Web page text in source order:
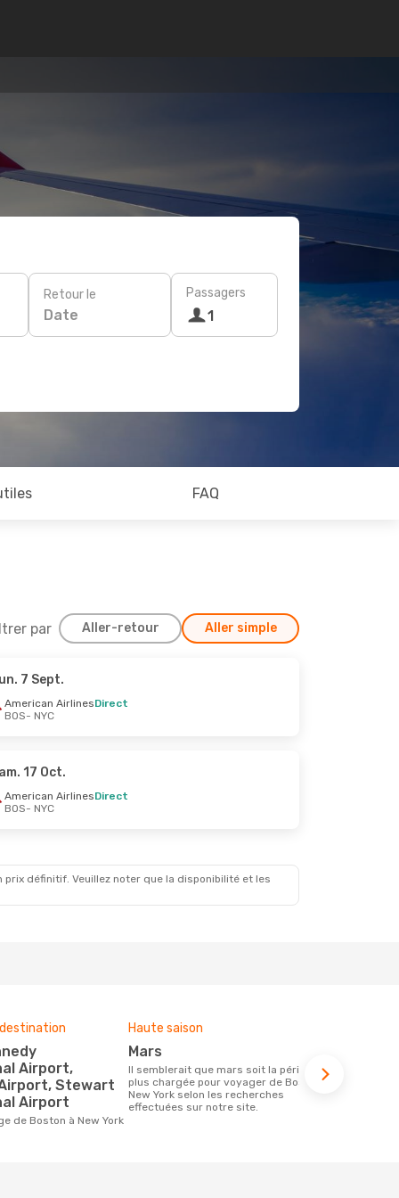
Retour le
Date
Passagers
1
FAQ
par Aller-retour Aller simple
7 Sept.
American AirlinesDirect
BOS- NYC
17 Oct.
American AirlinesDirect
BOS- NYC
définitif. Veuillez noter que la disponibilité et les
Airport,
Stewart
Airport
de Boston à New York
Haute saison
mars
Il semblerait que mars soit la période la
plus chargée pour voyager de Boston à
New York selon les recherches
effectuées sur notre site.